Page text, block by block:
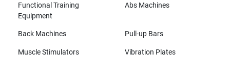
Functional Training
Equipment
Abs Machines
Back Machines Pull-up Bars
Muscle Stimulators Vibration Plates